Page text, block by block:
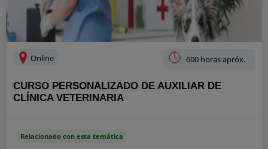
Online 600 horas apróx.
CURSO PERSONALIZADO DE AUXILIAR DE
CLÍNICA VETERINARIA
Relacionado con esta temática